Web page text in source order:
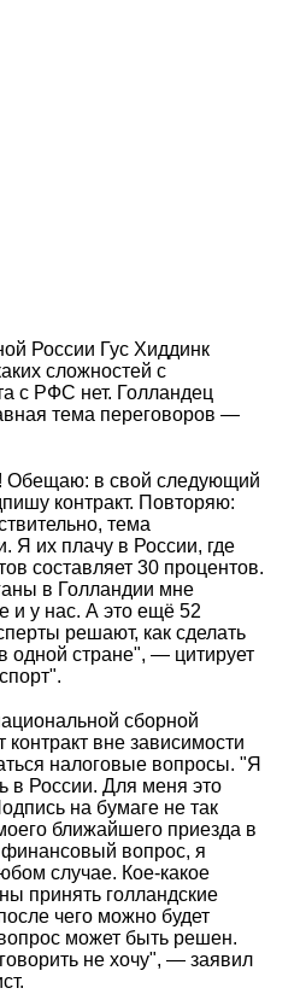
России Гус Хиддинк
сложностей с
с РФС нет. Голландец
тема переговоров —
Обещаю: в свой следующий
контракт. Повторяю:
тема
Я их плачу в России, где
составляет 30 процентов.
в Голландии мне
и у нас. А это ещё 52
решают, как сделать
одной стране", — цитирует
сборной
вне зависимости
налоговые вопросы. "Я
в России. Для меня это
на бумаге не так
ближайшего приезда в
вопрос, я
случае. Кое-какое
принять голландские
чего можно будет
может быть решен.
не хочу", — заявил